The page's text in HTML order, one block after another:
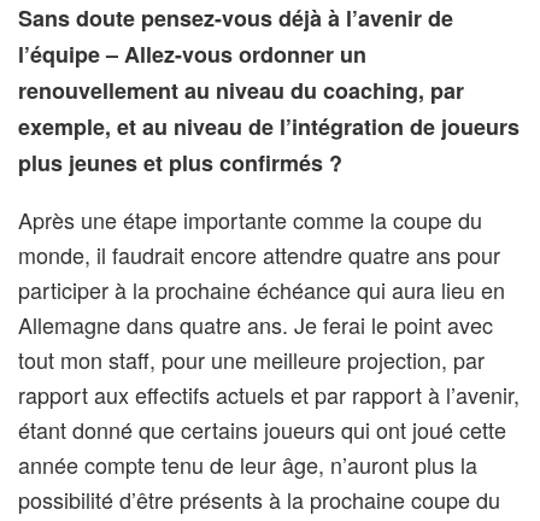
Sans doute pensez-vous déjà à l’avenir de
l’équipe – Allez-vous ordonner un
renouvellement au niveau du coaching, par
exemple, et au niveau de l’intégration de joueurs
plus jeunes et plus confirmés ?
Après une étape importante comme la coupe du
monde, il faudrait encore attendre quatre ans pour
participer à la prochaine échéance qui aura lieu en
Allemagne dans quatre ans. Je ferai le point avec
tout mon staff, pour une meilleure projection, par
rapport aux effectifs actuels et par rapport à l’avenir,
étant donné que certains joueurs qui ont joué cette
année compte tenu de leur âge, n’auront plus la
possibilité d’être présents à la prochaine coupe du